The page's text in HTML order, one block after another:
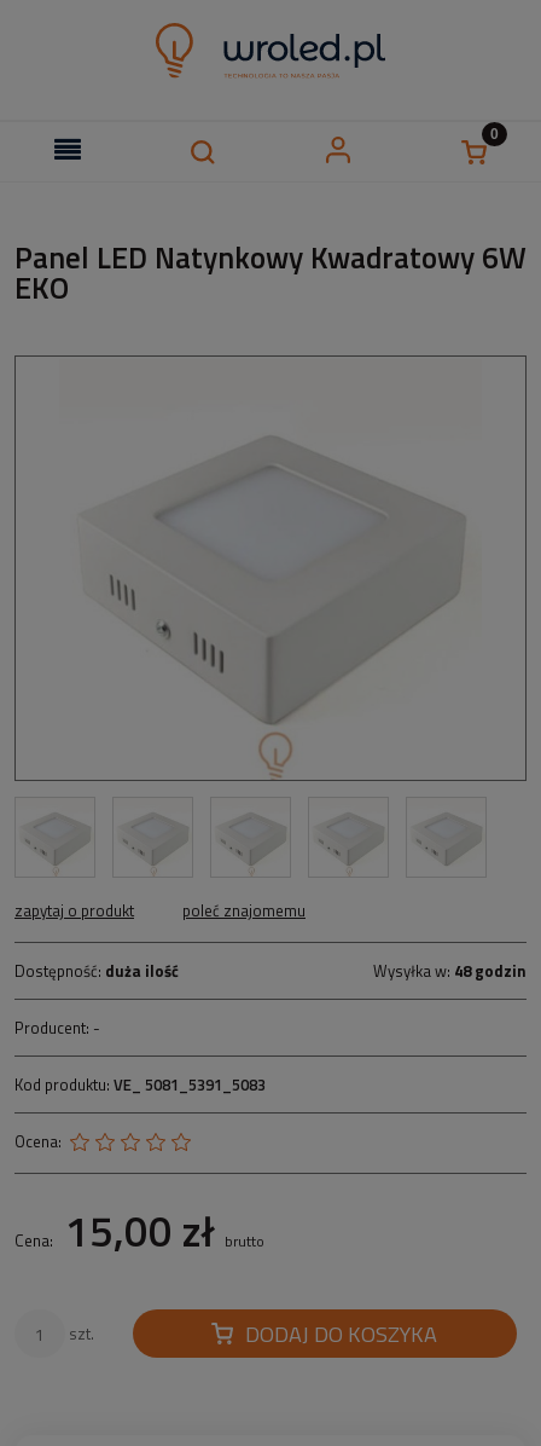
Panel LED Natynkowy Kwadratowy 6W
EKO
zapytaj o produkt poleć znajomemu
Dostępność: duża ilość Wysyłka w: 48 godzin
Producent: -
Kod produktu: VE_ 5081_5391_5083
Ocena:
Cena: 15,00 zł brutto
szt. DODAJ DO KOSZYKA